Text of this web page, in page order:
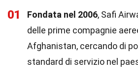
01 Fondata nel 2006, Safi
delle prime compagnie
Afghanistan, cercando di
standard di servizio nel